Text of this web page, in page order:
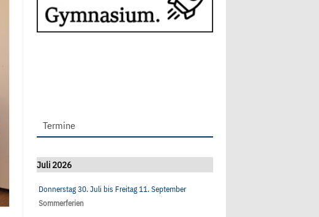
Termine
Juli 2026
Donnerstag 30. Juli bis Freitag 11. September
Sommerferien